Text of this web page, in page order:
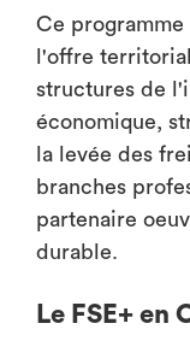
Ce programme
l'offre
structures de
économique,
la levée des
branches
partenaire
durable.
Le FSE+ en